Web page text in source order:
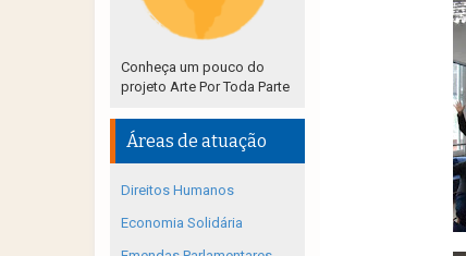
Conheça um pouco do
projeto Arte Por Toda Parte
Áreas de atuação
Direitos Humanos
Economia Solidária